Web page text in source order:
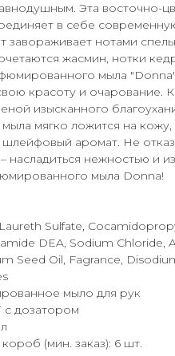
Эта восточно-
в себе
завораживает нотами
жасмин, нотки
мыла
красоту и очарование.
изысканного
мягко ложится на кожу,
шлейфовый аромат. Не
насладиться нежностью и
мыла Donna!
Sulfate,
DEA, Sodium Chloride,
Seed Oil, Fagrance,
мыло для рук
с дозатором
(мин. заказ): 6 шт.